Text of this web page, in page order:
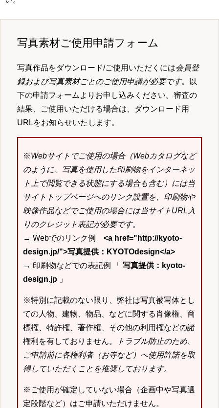
写真素材ご使用申請フォーム
写真作品をダウンロード/ご使用いただくには会員登
録および写真素材ごとのご使用申請が必要です。以
下の申請フォームよりお申し込みください。審査の
結果、ご使用いただける場合は、ダウンロード用
URLをお知らせいたします。
※Webサイトでご使用の場合（Webカタログなど
のように、写真を使用した印刷物をインターネッ
ト上で閲覧できる状態にする場合も含む）には当
サイトトップページへのリンク設置を、印刷物や
映像作品などでご使用の場合には当サイトURL入
りのクレジット表記が必要です。
→ Webでのリンク例 <a href="http://kyoto-
design.jp/">写真提供：KYOTOdesign</a>
→ 印刷物などでの表記例 「 写真提供：kyoto-
design.jp 」
※特別に記載のない限り、弊社は写真被写体とし
ての人物、建物、物品、などに関する肖像権、商
標権、特許権、著作権、その他の利用権などの諸
権利を有しておりません。
トラブル防止のため、
ご申請前に各権利者（お寺など）へ使用許諾を取
得していただくことを推奨しております。
※ご使用が確定していない場合（企画中や写真選
定段階など）はご申請いただけません。